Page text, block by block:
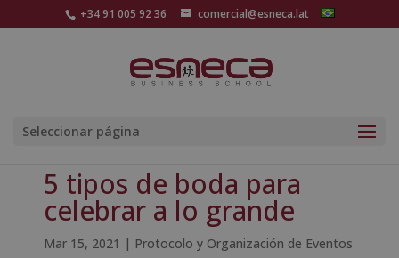
+34 91 005 92 36 comercial@esneca.lat
Seleccionar página
5 tipos de boda para
celebrar a lo grande
Mar 15, 2021 | Protocolo y Organización de Eventos